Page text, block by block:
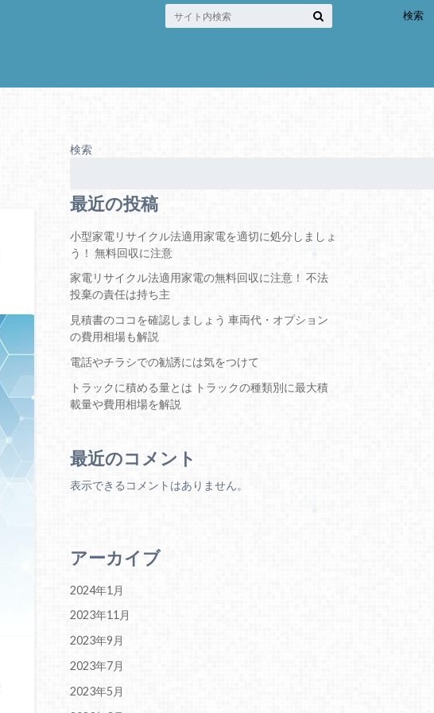
検索
検索
最近の投稿
小型家電リサイクル法適用家電を適切に処分しましょ
う！ 無料回収に注意
家電リサイクル法適用家電の無料回収に注意！ 不法
投棄の責任は持ち主
見積書のココを確認しましょう 車両代・オプション
の費用相場も解説
電話やチラシでの勧誘には気をつけて
トラックに積める量とは トラックの種類別に最大積
載量や費用相場を解説
最近のコメント
表示できるコメントはありません。
アーカイブ
2024年1月
2023年11月
2023年9月
2023年7月
2023年5月